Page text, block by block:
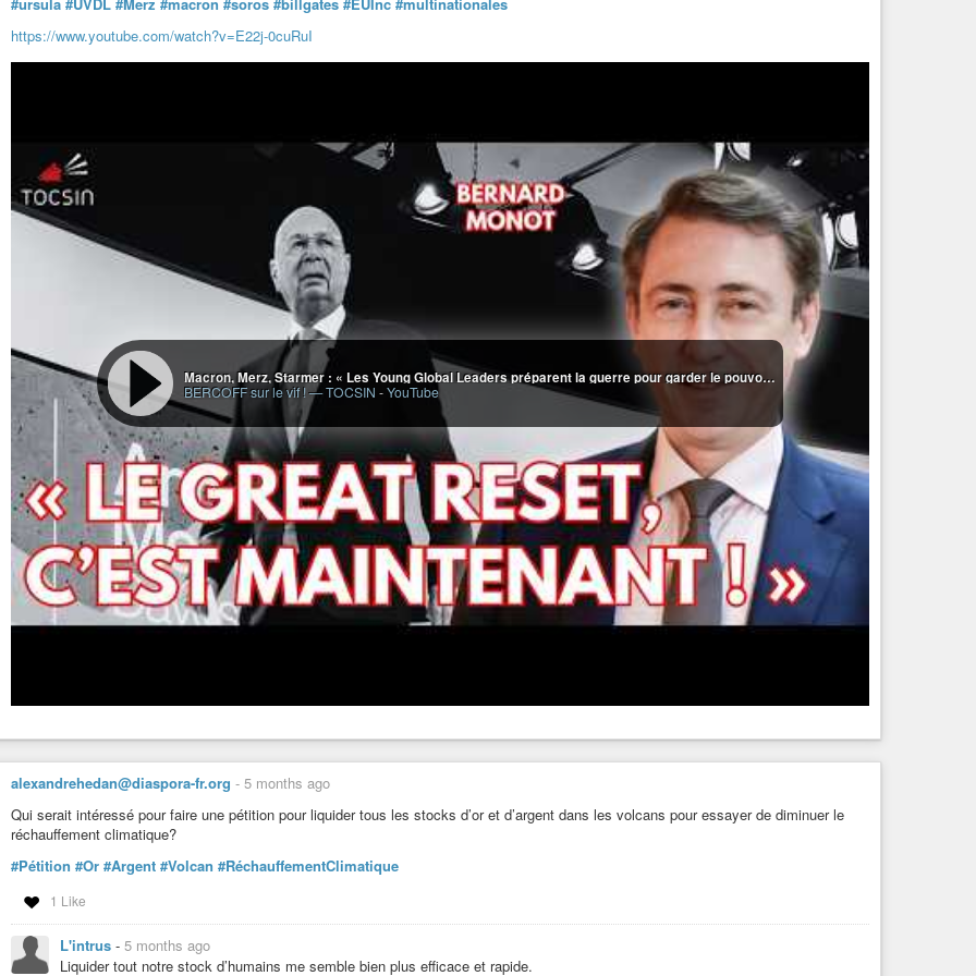
#ursula #UVDL #Merz #macron #soros #billgates #EUInc #multinationales
https://www.youtube.com/watch?v=E22j-0cuRuI
Macron, Merz, Starmer : « Les Young Global Leaders préparent la guerre pour garder le pouvoir ! »
BERCOFF sur le vif ! — TOCSIN -YouTube
alexandrehedan@diaspora-fr.org - 5 months ago
Qui serait intéressé pour faire une pétition pour liquider tous les stocks d’or et d’argent dans les volcans pour essayer de diminuer le
réchauffement climatique?
#Pétition #Or #Argent #Volcan #RéchauffementClimatique
1 Like
L'intrus - 5 months ago
Liquider tout notre stock d’humains me semble bien plus efficace et rapide.